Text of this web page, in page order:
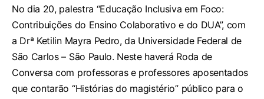
No dia 20, palestra “Educação Inclusiva em Foco:
Contribuições do Ensino Colaborativo e do DUA”, com
a Drª Ketilin Mayra Pedro, da Universidade Federal de
São Carlos – São Paulo. Neste haverá Roda de
Conversa com professoras e professores aposentados
que contarão “Histórias do magistério” público para o